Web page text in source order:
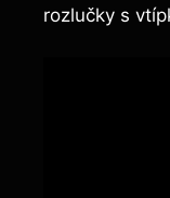
rozlučky⁤ s